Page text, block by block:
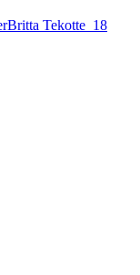
Tekotte 18